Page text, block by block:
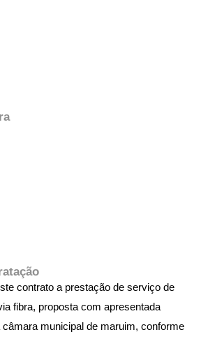
contrato a prestação de serviço de
fibra, proposta com apresentada
municipal de maruim, conforme